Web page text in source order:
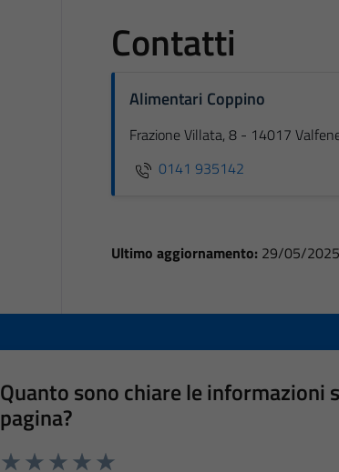
Contatti
Alimentari Coppino
Frazione Villata, 8 - 14017
0141 935142
Ultimo aggiornamento: 29/05/
Quanto sono chiare le informazioni
pagina?